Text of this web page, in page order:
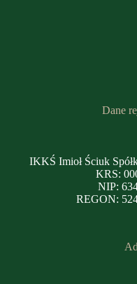
Dane
IKKŚ Imioł Ściuk
KRS:
NIP:
REGON: